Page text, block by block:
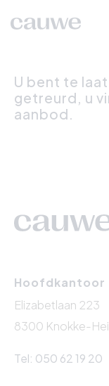
U bent te
getreurd, u
aanbod.
Hoofdkantoor
Elizabetlaan 223
8300 Knokke-
Tel: 050 62 19 20